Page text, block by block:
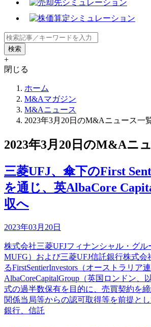
+
閉じる
ホーム
M&Aマガジン
M&Aニュース
2023年3月20日のM&Aニュース一
2023年3月20日のM&Aニ
三菱UFJ、傘下のFirst
を通じ、英AlbaCore
収へ
2023年03月20日
株式会社三菱UFJフィナンシャル・グル
MUFG）および三菱UFJ信託銀行株式会
るFirstSentierInvestors（オーストラリア
AlbaCoreCapitalGroup（英国ロンドン、
式の過半数保有を目的に、売買契約を締
関係当局等からの認可取得等を前提とし
銀行、信託